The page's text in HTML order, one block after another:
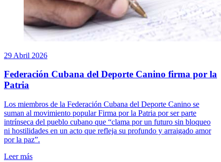
29 Abril 2026
Federación Cubana del Deporte Canino firma por la
Patria
Los miembros de la Federación Cubana del Deporte Canino se
suman al movimiento popular Firma por la Patria por ser parte
intrínseca del pueblo cubano que “clama por un futuro sin bloqueo
ni hostilidades en un acto que refleja su profundo y arraigado amor
por la paz”.
Leer más